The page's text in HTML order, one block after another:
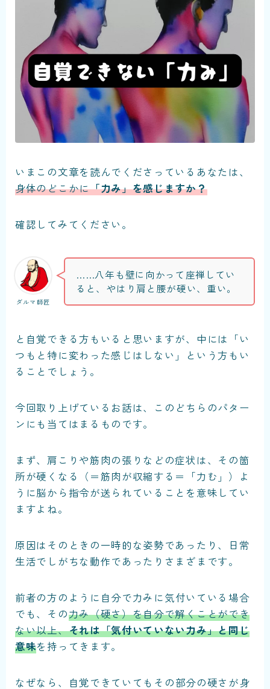
いまこの文章を読んでくださっているあなたは、
身体のどこかに「力み」を感じますか？
確認してみてください。
ダルマ師匠
……八年も壁に向かって座禅してい
ると、やはり肩と腰が硬い、重い。
と自覚できる方もいると思いますが、中には「い
つもと特に変わった感じはしない」という方もい
ることでしょう。
今回取り上げているお話は、このどちらのパター
ンにも当てはまるものです。
まず、肩こりや筋肉の張りなどの症状は、その箇
所が硬くなる（＝筋肉が収縮する＝「力む」）よ
うに脳から指令が送られていることを意味してい
ますよね。
原因はそのときの一時的な姿勢であったり、日常
生活でしがちな動作であったりさまざまです。
前者の方のように 自分で力みに気付いている場合
でも、その力み（硬さ）を自分で解くことができ
ない以上、それは「気付いていない力み」と同じ
意味を持ってきます。
なぜなら、自覚できていても その部分の硬さが身